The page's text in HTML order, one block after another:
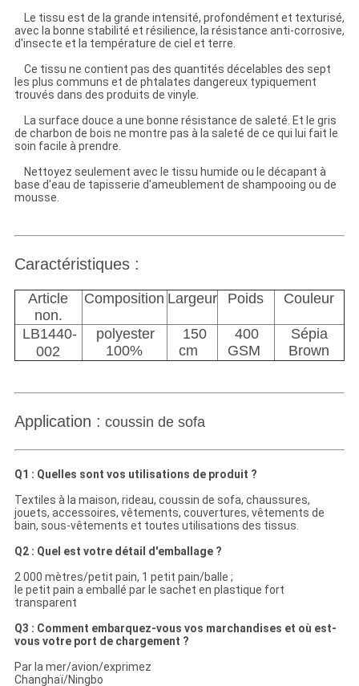
Le tissu est de la grande intensité, profondément et texturisé,
avec la bonne stabilité et résilience, la résistance anti-corrosive,
d'insecte et la température de ciel et terre.
Ce tissu ne contient pas des quantités décelables des sept
les plus communs et de phtalates dangereux typiquement
trouvés dans des produits de vinyle.
La surface douce a une bonne résistance de saleté. Et le gris
de charbon de bois ne montre pas à la saleté de ce qui lui fait le
soin facile à prendre.
Nettoyez seulement avec le tissu humide ou le décapant à
base d'eau de tapisserie d'ameublement de shampooing ou de
mousse.
Caractéristiques :
Article
non.
Composition Largeur Poids Couleur
LB1440-
002
polyester
100%
150
cm
400
GSM
Sépia
Brown
Application : coussin de sofa
Q1 : Quelles sont vos utilisations de produit ?
Textiles à la maison, rideau, coussin de sofa, chaussures,
jouets, accessoires, vêtements, couvertures, vêtements de
bain, sous-vêtements et toutes utilisations des tissus.
Q2 : Quel est votre détail d'emballage ?
2 000 mètres/petit pain, 1 petit pain/balle ;
le petit pain a emballé par le sachet en plastique fort
transparent
Q3 : Comment embarquez-vous vos marchandises et où est-
vous votre port de chargement ?
Par la mer/avion/exprimez
Changhaï/Ningbo